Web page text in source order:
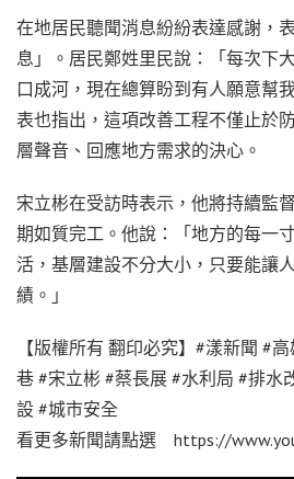
在地居民聽聞消息紛紛表達感謝，
息」。居民鄭姓里民說：「每次下
口成河，現在總算盼到有人願意幫
表也指出，這項改善工程不僅止於
層聲音、回應地方需求的決心。
宋立彬在受訪時表示，他將持續監
期如質完工。他說：「地方的每一
活，基層建設不分大小，只要能讓
績。」
【版權所有 翻印必究】#漾新聞 #
巷 #宋立彬 #蔡長展 #水利局 #排水
設 #城市安全
看更多新聞請點選 https://